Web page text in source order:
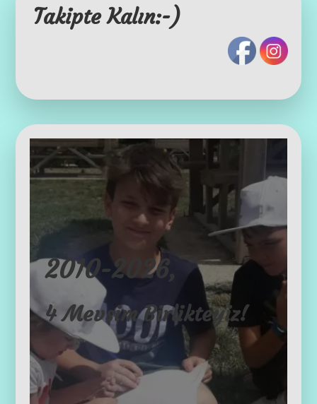
Takipte Kalın:-)
2010-2026,
4 Mevsim Birlikteyiz!